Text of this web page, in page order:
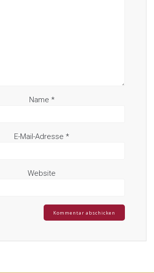
Name *
E-Mail-Adresse *
Website